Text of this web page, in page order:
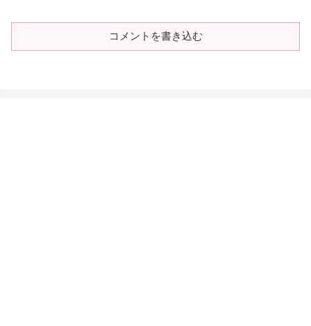
コメントを書き込む